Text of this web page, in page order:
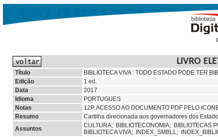
LIVRO
Título
BIBLIOTECA VIVA : TODO ESTADO PODE TER
Edição
1 ed.
Data
2017
Idioma
PORTUGUES
Notas
12P. ACESSO AO DOCUMENTO PDF PELO
Resumo
Cartilha direcionada aos governadores dos
Assuntos
CULTURA; BIBLIOTECONOMIA; BIBLIOTECAS
BIBLIOTECA VIVA;
INDEX_SMBLL;